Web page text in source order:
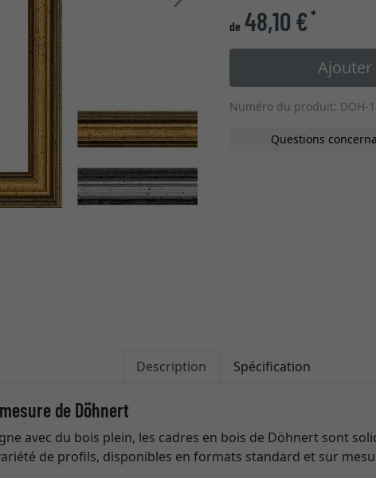
de 48,10 €*
Ajouter
Numéro du produit: DOH-
Questions
Description Spécification
de Döhnert
avec du bois plein, les cadres en bois de Döhnert sont
de profils, disponibles en formats standard et sur